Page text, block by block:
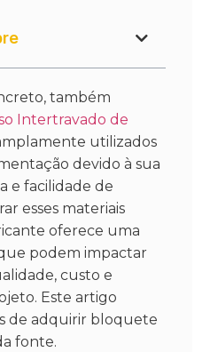
também
Intertravado de
utilizados
devido à sua
e facilidade de
esses materiais
oferece uma
podem impactar
custo e
Este artigo
de adquirir bloquete
fonte.